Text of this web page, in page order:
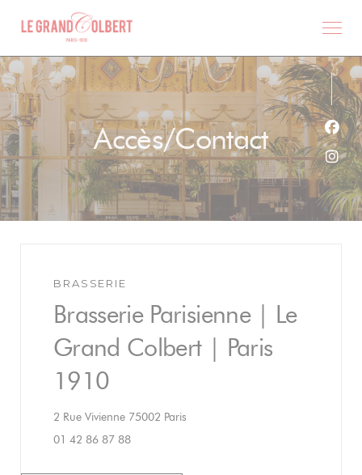
Personnalisation de vos choix en matière de cookies
Accès/Contact
BRASSERIE
Brasserie Parisienne | Le
Grand Colbert | Paris
1910
2 Rue Vivienne 75002 Paris
01 42 86 87 88